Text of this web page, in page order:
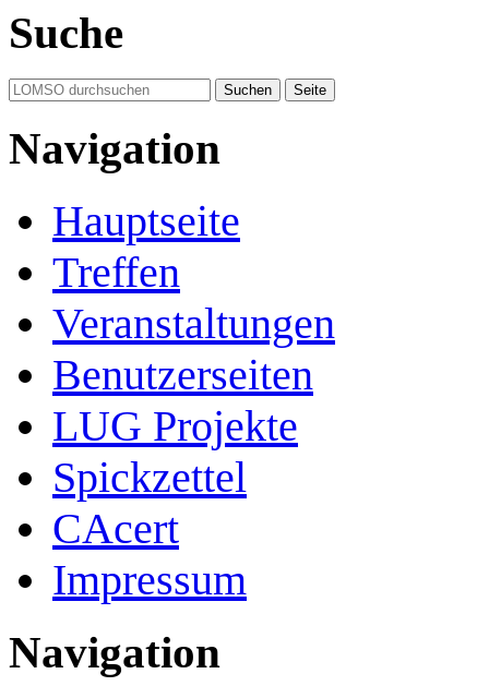
Suche
Navigation
Hauptseite
Treffen
Veranstaltungen
Benutzerseiten
LUG Projekte
Spickzettel
CAcert
Impressum
Navigation